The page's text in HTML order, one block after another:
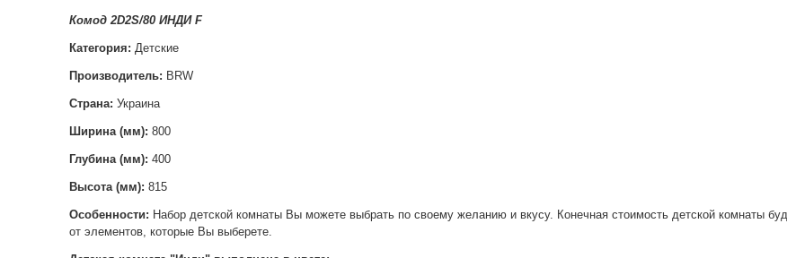
Комод 2D2S/80 ИНДИ F
Категория: Детские
Производитель: BRW
Страна: Украина
Ширина (мм): 800
Глубина (мм): 400
Высота (мм): 815
Особенности: Набор детской комнаты Вы можете выбрать по своему желанию и вкусу. Конечная стоимость детской комнаты
от элементов, которые Вы выберете.